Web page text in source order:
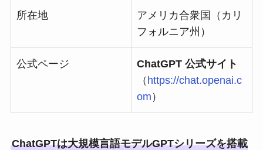
所在地
アメリカ合衆国（カリ
フォルニア州）
公式ページ
ChatGPT 公式サイト
（ https://chat.openai.c
om ）
ChatGPTは大規模言語モデルGPTシリーズを搭載